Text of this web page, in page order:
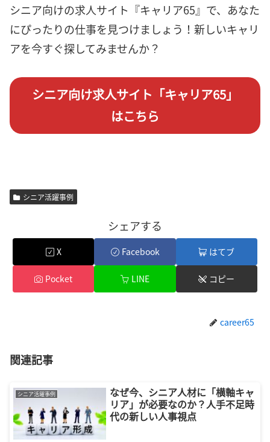
シニア向けの求人サイト『キャリア65』で、あなた
にぴったりの仕事を見つけましょう！新しいキャリ
アを今すぐ探してみませんか？
シニア向け求人サイト「キャリア65」
はこちら
シニア活躍事例
シェアする
X Facebook はてブ
Pocket LINE コピー
career65
関連記事
シニア活躍事例
なぜ今、シニア人材に「横軸キャ
リア」が必要なのか？人手不足時
代の新しい人事視点